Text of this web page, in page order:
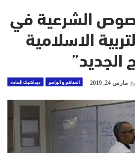
الشرعية في
الاسلامية
الجديد”
المناهج و البرامج ديداكتيك المادة مارس 24, 2019